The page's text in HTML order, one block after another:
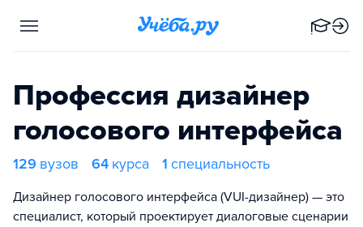
Профессия дизайнер
голосового интерфейса
129 вузов 64 курса 1 специальность
Дизайнер голосового интерфейса (VUI-дизайнер) — это
специалист, который проектирует диалоговые сценарии